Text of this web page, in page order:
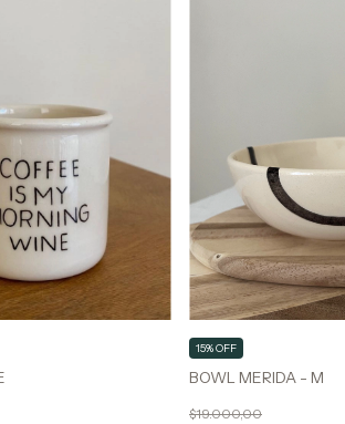
BOWL MERIDA - M
$19.000,00
15% OFF